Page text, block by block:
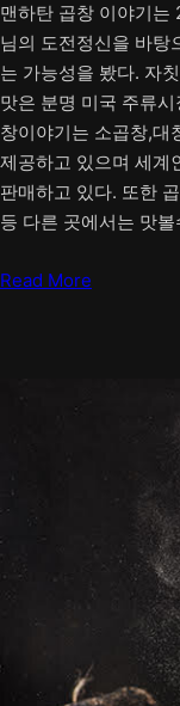
맨하탄 곱창 이야기는
님의 도전정신을 바탕
는 가능성을 봤다. 자
맛은 분명 미국 주류
창이야기는 소곱창,대
제공하고 있으며 세계
판매하고 있다. 또한
등 다른 곳에서는 맛
Read More